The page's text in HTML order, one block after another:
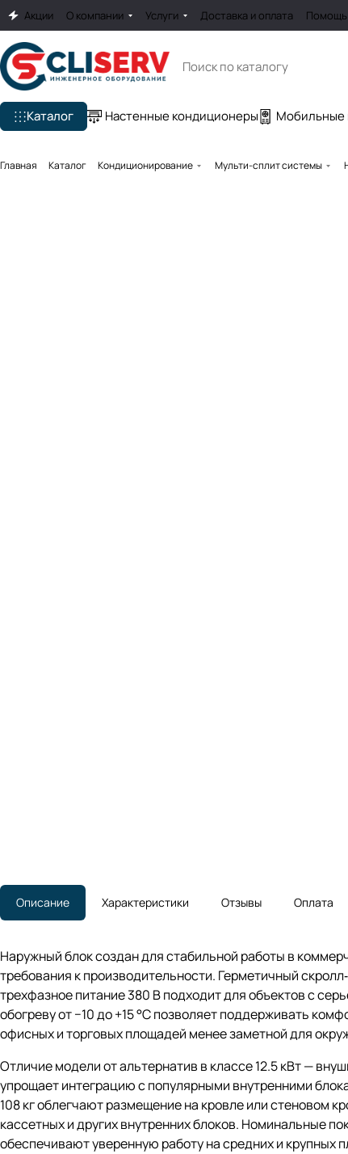
Акции О компании Услуги Доставка и оплата Помощь
Каталог Настенные кондиционеры Мобильные
Главная Каталог Кондиционирование Мульти-сплит системы
Описание Характеристики Отзывы Оплата
Наружный блок создан для стабильной работы в
требования к производительности. Герметичный
трехфазное питание 380 В подходит для объектов с
обогреву от −10 до +15 °C позволяет поддерживать
офисных и торговых площадей менее заметной для
Отличие модели от альтернатив в классе 12.5 кВт —
упрощает интеграцию с популярными внутренними
108 кг облегчают размещение на кровле или стеновом
кассетных и других внутренних блоков. Номинальные
обеспечивают уверенную работу на средних и крупных